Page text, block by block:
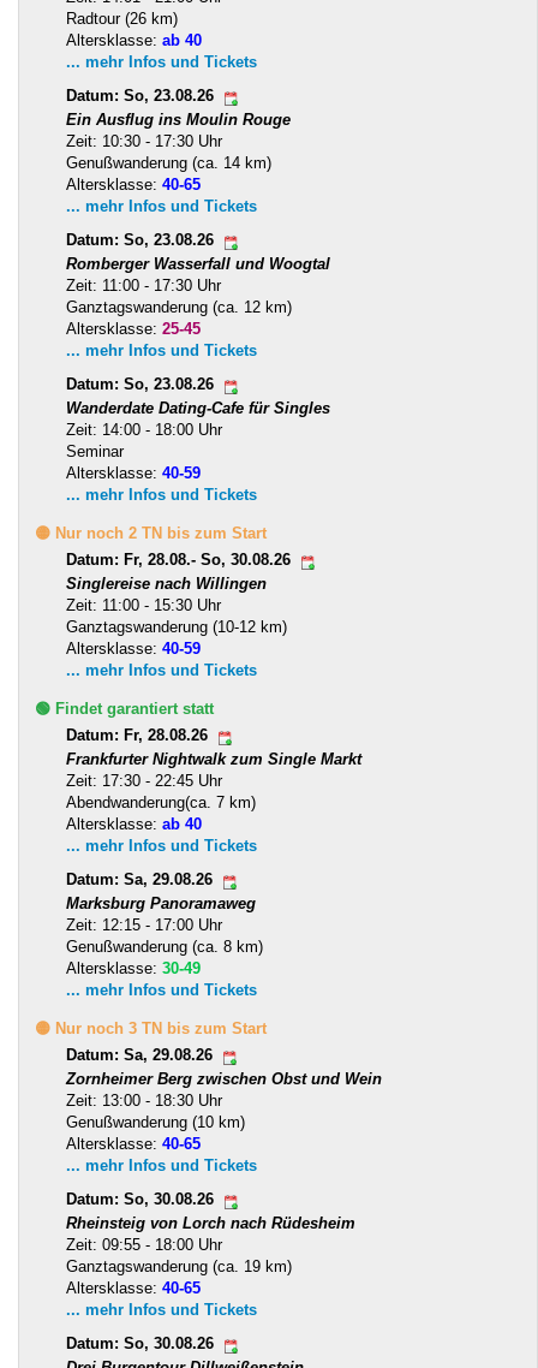
Radtour (26 km)
Altersklasse: ab 40
... mehr Infos und Tickets
Datum: So, 23.08.26
Ein Ausflug ins Moulin Rouge
Zeit: 10:30 - 17:30 Uhr
Genußwanderung (ca. 14 km)
Altersklasse: 40-65
... mehr Infos und Tickets
Datum: So, 23.08.26
Romberger Wasserfall und Woogtal
Zeit: 11:00 - 17:30 Uhr
Ganztagswanderung (ca. 12 km)
Altersklasse: 25-45
... mehr Infos und Tickets
Datum: So, 23.08.26
Wanderdate Dating-Cafe für Singles
Zeit: 14:00 - 18:00 Uhr
Seminar
Altersklasse: 40-59
... mehr Infos und Tickets
🟡 Nur noch 2 TN bis zum Start
Datum: Fr, 28.08.- So, 30.08.26
Singlereise nach Willingen
Zeit: 11:00 - 15:30 Uhr
Ganztagswanderung (10-12 km)
Altersklasse: 40-59
... mehr Infos und Tickets
🟢 Findet garantiert statt
Datum: Fr, 28.08.26
Frankfurter Nightwalk zum Single Markt
Zeit: 17:30 - 22:45 Uhr
Abendwanderung(ca. 7 km)
Altersklasse: ab 40
... mehr Infos und Tickets
Datum: Sa, 29.08.26
Marksburg Panoramaweg
Zeit: 12:15 - 17:00 Uhr
Genußwanderung (ca. 8 km)
Altersklasse: 30-49
... mehr Infos und Tickets
🟡 Nur noch 3 TN bis zum Start
Datum: Sa, 29.08.26
Zornheimer Berg zwischen Obst und Wein
Zeit: 13:00 - 18:30 Uhr
Genußwanderung (10 km)
Altersklasse: 40-65
... mehr Infos und Tickets
Datum: So, 30.08.26
Rheinsteig von Lorch nach Rüdesheim
Zeit: 09:55 - 18:00 Uhr
Ganztagswanderung (ca. 19 km)
Altersklasse: 40-65
... mehr Infos und Tickets
Datum: So, 30.08.26